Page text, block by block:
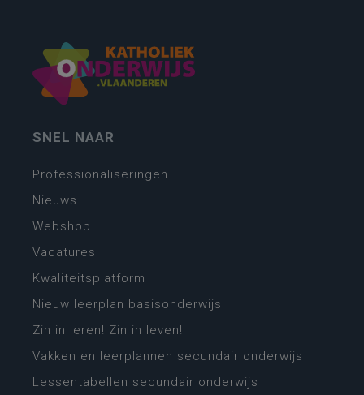
SNEL NAAR
Professionaliseringen
Nieuws
Webshop
Vacatures
Kwaliteitsplatform
Nieuw leerplan basisonderwijs
Zin in leren! Zin in leven!
Vakken en leerplannen secundair onderwijs
Lessentabellen secundair onderwijs